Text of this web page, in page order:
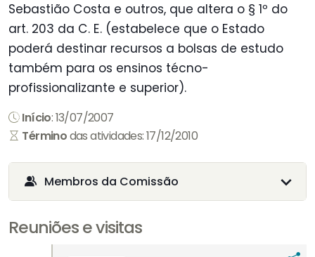
Sebastião Costa e outros, que altera o § 1º do
art. 203 da C. E. (estabelece que o Estado
poderá destinar recursos a bolsas de estudo
também para os ensinos técno-
profissionalizante e superior).
Início: 13/07/2007
Términodas atividades: 17/12/2010
Membros da Comissão
Reuniões e visitas